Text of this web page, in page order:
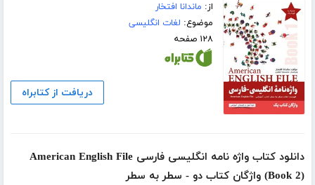
از: ماندانا افتخار
موضوع: لغات انگلیسی
۱۲۸ صفحه
دریافت از کتابراه
دانلود کتاب واژه نامه انگلیسی فارسی American English File
(Book 2) واژگان کتاب دو - سطر به سطر